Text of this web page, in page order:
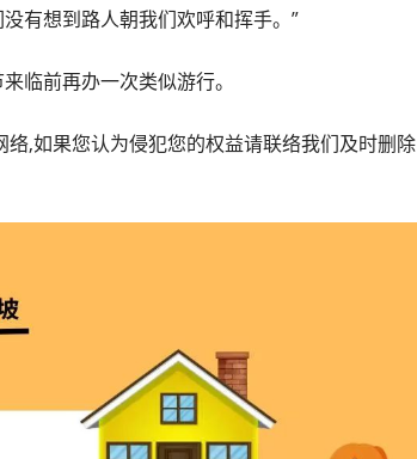
有想到路人朝我们欢呼和挥手。”
临前再办一次类似游行。
,如果您认为侵犯您的权益请联络我们及时删除